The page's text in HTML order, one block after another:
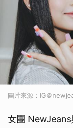
圖片來源：IG＠
女團 NewJeans